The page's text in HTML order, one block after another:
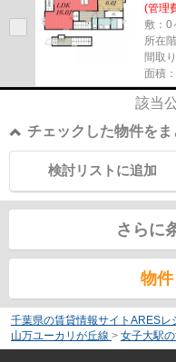
(管理
敷：0
所在
間取
面積
該当
チェックした物件をま
検討リストに追加
さらに
物
千葉県の賃貸情報サイトARESレ
山万ユーカリが丘線 > 女子大駅